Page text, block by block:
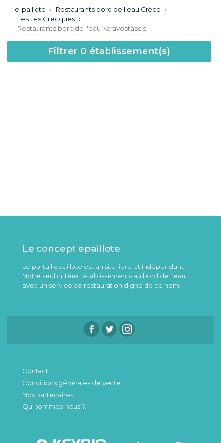
e-paillote › Restaurants bord de l'eau Grèce ›
Les Iles Grecques ›
Restaurants bord de l'eau Karavostassis
Filtrer 0 établissement(s)
Le concept epaillote
Le portail epaillote est un site libre et indépendant.
Notre seul critère : établissements au bord de l'eau
avec un service de restauration digne de ce nom.
Contact.
Conditions générales de vente.
Nos partenaires.
Qui sommes-nous ?.